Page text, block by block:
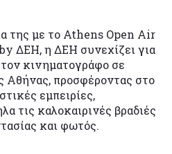
της με το Athens Open Air
ΔΕΗ, η ΔΕΗ συνεχίζει για
κινηματογράφο σε
Αθήνας, προσφέροντας στο
εμπειρίες,
τις καλοκαιρινές βραδιές
και φωτός.